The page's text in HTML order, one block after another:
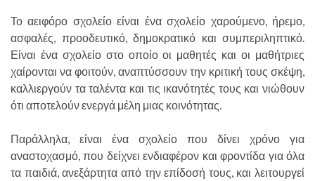
Το αειφόρο σχολείο είναι ένα σχολείο χαρούμενο, ήρεμο,
ασφαλές, προοδευτικό, δημοκρατικό και συμπεριληπτικό.
Είναι ένα σχολείο στο οποίο οι μαθητές και οι μαθήτριες
χαίρονται να φοιτούν, αναπτύσσουν την κριτική τους σκέψη,
καλλιεργούν τα ταλέντα και τις ικανότητές τους και νιώθουν
ότι αποτελούν ενεργά μέλη μιας κοινότητας.
Παράλληλα, είναι ένα σχολείο που δίνει χρόνο για
αναστοχασμό, που δείχνει ενδιαφέρον και φροντίδα για όλα
τα παιδιά, ανεξάρτητα από την επίδοσή τους, και λειτουργεί